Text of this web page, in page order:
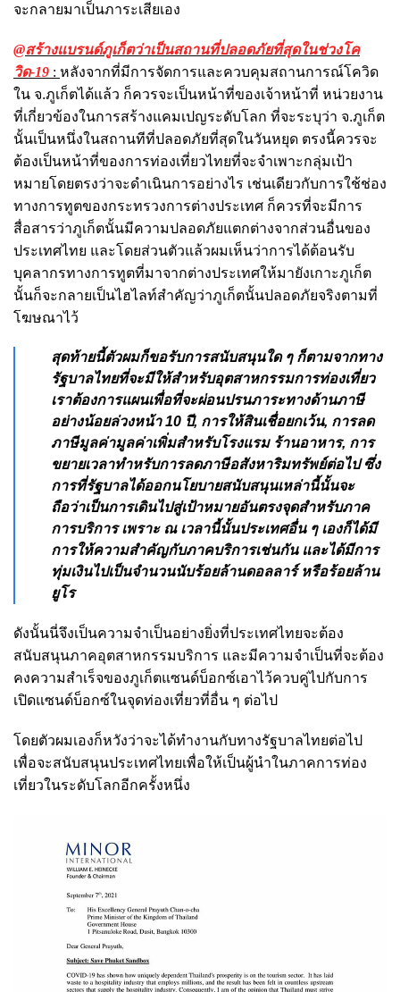
จะกลายมาเป็นภาระเสียเอง
@สร้างแบรนด์ภูเก็ตว่าเป็นสถานที่ปลอดภัยที่สุดในช่วงโค
วิด-19 : หลังจากที่มีการจัดการและควบคุมสถานการณ์โควิด
ใน จ.ภูเก็ตได้แล้ว ก็ควรจะเป็นหน้าที่ของเจ้าหน้าที่ หน่วยงาน
ที่เกี่ยวข้องในการสร้างแคมเปญระดับโลก ที่จะระบุว่า จ.ภูเก็ต
นั้นเป็นหนึ่งในสถานทีที่ปลอดภัยที่สุดในวันหยุด ตรงนี้ควรจะ
ต้องเป็นหน้าที่ของการท่องเที่ยวไทยที่จะจำเพาะกลุ่มเป้า
หมายโดยตรงว่าจะดำเนินการอย่างไร เช่นเดียวกับการใช้ช่อง
ทางการทูตของกระทรวงการต่างประเทศ ก็ควรที่จะมีการ
สื่อสารว่าภูเก็ตนั้นมีความปลอดภัยแตกต่างจากส่วนอื่นของ
ประเทศไทย และโดยส่วนตัวแล้วผมเห็นว่าการได้ต้อนรับ
บุคลากรทางการทูตที่มาจากต่างประเทศให้มายังเกาะภูเก็ต
นั้นก็จะกลายเป็นไฮไลท์สำคัญว่าภูเก็ตนั้นปลอดภัยจริงตามที่
โฆษณาไว้
สุดท้ายนี้ตัวผมก็ขอรับการสนับสนุนใด ๆ ก็ตามจากทาง
รัฐบาลไทยที่จะมีให้สำหรับอุตสาหกรรมการท่องเที่ยว
เราต้องการแผนเพื่อที่จะผ่อนปรนภาระทางด้านภาษี
อย่างน้อยล่วงหน้า 10 ปี, การให้สินเชื่อยกเว้น, การลด
ภาษีมูลค่ามูลค่าเพิ่มสำหรับโรงแรม ร้านอาหาร, การ
ขยายเวลาทำหรับการลดภาษีอสังหาริมทรัพย์ต่อไป ซึ่ง
การที่รัฐบาลได้ออกนโยบายสนับสนุนเหล่านี้นั้นจะ
ถือว่าเป็นการเดินไปสู่เป้าหมายอันตรงจุดสำหรับภาค
การบริการ เพราะ ณ เวลานี้นั้นประเทศอื่น ๆ เองก็ได้มี
การให้ความสำคัญกับภาคบริการเช่นกัน และได้มีการ
ทุ่มเงินไปเป็นจำนวนนับร้อยล้านดอลลาร์ หรือร้อยล้าน
ยูโร
ดังนั้นนี่จึงเป็นความจำเป็นอย่างยิ่งที่ประเทศไทยจะต้อง
สนับสนุนภาคอุตสาหกรรมบริการ และมีความจำเป็นที่จะต้อง
คงความสำเร็จของภูเก็ตแซนด์บ็อกซ์เอาไว้ควบคู่ไปกับการ
เปิดแซนด์บ็อกซ์ในจุดท่องเที่ยวที่อื่น ๆ ต่อไป
โดยตัวผมเองก็หวังว่าจะได้ทำงานกับทางรัฐบาลไทยต่อไป
เพื่อจะสนับสนุนประเทศไทยเพื่อให้เป็นผู้นำในภาคการท่อง
เที่ยวในระดับโลกอีกครั้งหนึ่ง